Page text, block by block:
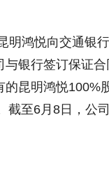
明鸿悦向交通银
银行签订保证
昆明鸿悦100%
截至6月8日，公